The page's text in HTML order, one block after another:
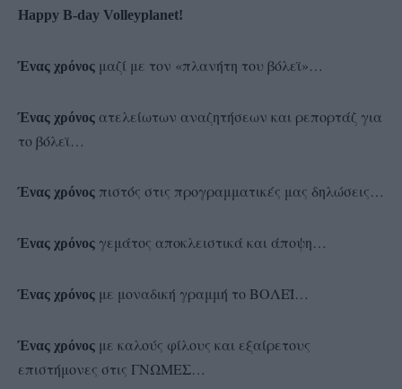
Happy B-day Volleyplanet!
Ένας χρόνος μαζί με τον «πλανήτη του βόλεϊ»…
Ένας χρόνος ατελείωτων αναζητήσεων και ρεπορτάζ για
το βόλεϊ…
Ένας χρόνος πιστός στις προγραμματικές μας δηλώσεις…
Ένας χρόνος γεμάτος αποκλειστικά και άποψη…
Ένας χρόνος με μοναδική γραμμή το ΒΟΛΕΪ…
Ένας χρόνος με καλούς φίλους και εξαίρετους
επιστήμονες στις ΓΝΩΜΕΣ…